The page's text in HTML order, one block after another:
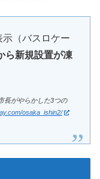
（バスロケー
ら新規設置が凍
長がやらかした3つの
osaka_ishin2/